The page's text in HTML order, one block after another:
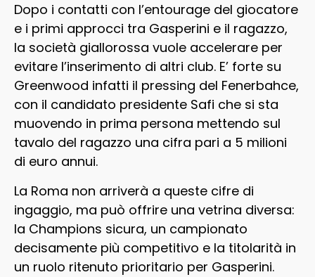
Dopo i contatti con l’entourage del giocatore
e i primi approcci tra Gasperini e il ragazzo,
la società giallorossa vuole accelerare per
evitare l’inserimento di altri club. E’ forte su
Greenwood infatti il pressing del Fenerbahce,
con il candidato presidente Safi che si sta
muovendo in prima persona mettendo sul
tavalo del ragazzo una cifra pari a 5 milioni
di euro annui.
La Roma non arriverà a queste cifre di
ingaggio, ma può offrire una vetrina diversa:
la Champions sicura, un campionato
decisamente più competitivo e la titolarità in
un ruolo ritenuto prioritario per Gasperini.